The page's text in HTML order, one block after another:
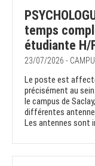
temps
étudiante H/
23/07/2026 -
Le poste est
précisément au
le campus de
différentes
Les antennes sont